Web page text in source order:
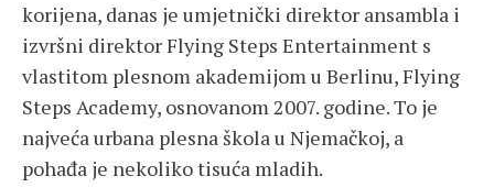
korijena, danas je umjetnički direktor ansambla i
izvršni direktor Flying Steps Entertainment s
vlastitom plesnom akademijom u Berlinu, Flying
Steps Academy, osnovanom 2007. godine. To je
najveća urbana plesna škola u Njemačkoj, a
pohađa je nekoliko tisuća mladih.